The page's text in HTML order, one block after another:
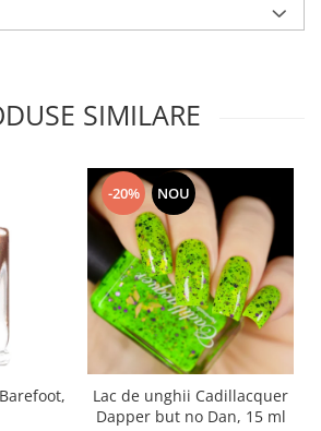
SIMILARE
-20% NOU
Lac de unghii Cadillacquer
Dapper but no Dan, 15 ml